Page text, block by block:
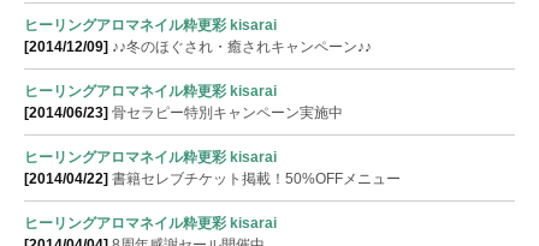
ヒーリングアロマネイル粋更彩 kisarai
[2014/12/09] ♪♪冬のほぐされ・癒されキャンペーン♪♪
ヒーリングアロマネイル粋更彩 kisarai
[2014/06/23] 骨セラピー特別キャンペーン実施中
ヒーリングアロマネイル粋更彩 kisarai
[2014/04/22] 書籍セレブチケット掲載！50%OFFメニュー
ヒーリングアロマネイル粋更彩 kisarai